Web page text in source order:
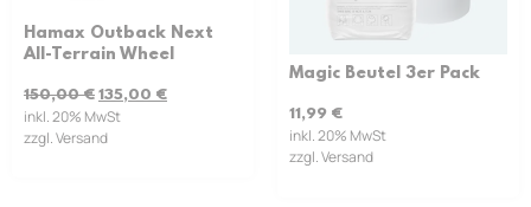
Hamax Outback Next
All-Terrain Wheel
150,00€ 135,00 €
inkl. 20% MwSt
zzgl. Versand
Magic Beutel 3er Pack
11,99 €
inkl. 20% MwSt
zzgl. Versand